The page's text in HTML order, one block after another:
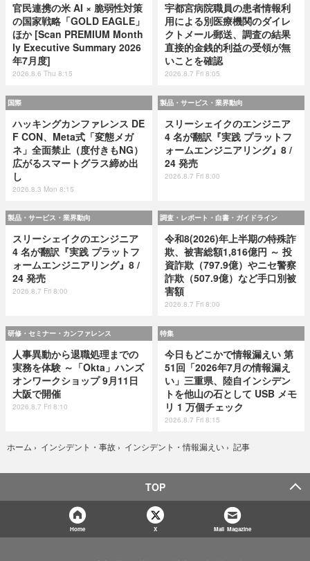
官民連携の米 AI × 脆弱性対策
の国家戦略「GOLD EAGLE」
ほか [Scan PREMIUM Month
ly Executive Summary 2026
年7月度]
2026.8.6 Thu 8:15
宇都宮病院職員の患者情報利
用による別医療機関のダイレ
クトメール郵送、調査の結果
直接的金銭的利益の受領が無
いことを確認
2026.8.7 Fri 8:05
国際
ハッキングカンファレンス DE
F CON、Meta式「変態メガ
ネ」全面禁止（度付きもNG）
広がるスマートグラス締め出
し
2026.8.3 Mon 8:15
製品・サービス・業界動向
スリーシェイクのエンジニア
4 名が翻訳『実践 プラットフ
ォームエンジニアリング』8 /
24 発売
2026.8.7 Fri 8:00
製品・サービス・業界動向
スリーシェイクのエンジニア
4 名が翻訳『実践 プラットフ
ォームエンジニアリング』8 /
24 発売
2026.8.7 Fri 8:00
調査・レポート・白書・ガイドライン
令和8(2026)年上半期の特殊詐
欺、被害総額1,816億円 ～ 投
資詐欺（797.9億）やニセ警察
詐欺（507.9億）など手口別被
害額
2026.8.7 Fri 8:00
研修・セミナー・カンファレンス
人事異動から退職処理までの
実務を体験 ～「Okta」ハンズ
オンワークショップ 9月11日
大阪で開催
2026.8.7 Fri 8:10
特集
今日もどこかで情報漏えい 第
51回「2026年7月の情報漏え
い」三重県、陸自インシデン
トを他山の石として USB メモ
リ 1 万個チェック
2026.8.7 Fri 8:15
ホーム › インシデント・事故 › インシデント・情報漏えい › 記事
TOP
Home X Mail Magazine